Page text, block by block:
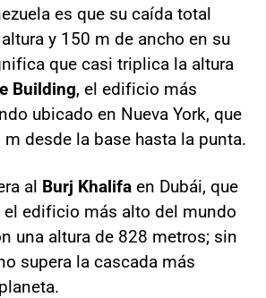
es que su caída total
y 150 m de ancho en su
que casi triplica la altura
Building, el edificio más
ubicado en Nueva York, que
desde la base hasta la punta.
al Burj Khalifa en Dubái, que
edificio más alto del mundo
una altura de 828 metros; sin
supera la cascada más